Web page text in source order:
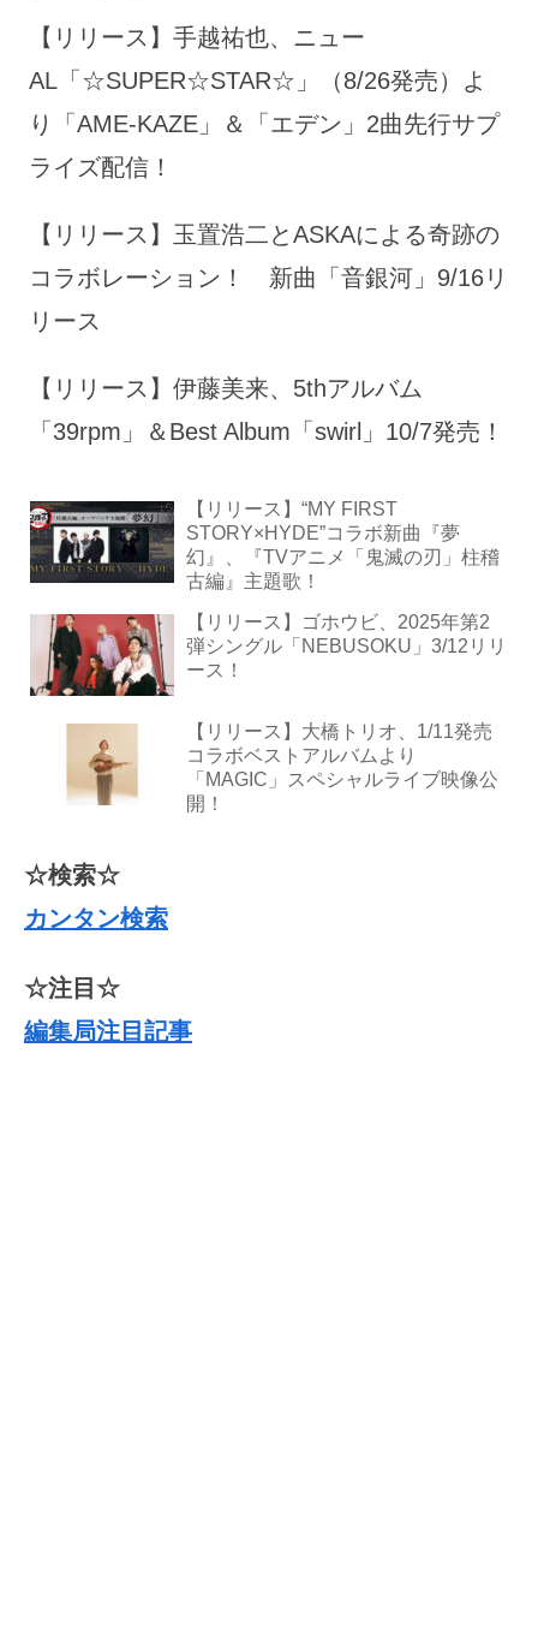
【リリース】手越祐也、ニュー
AL「☆SUPER☆STAR☆」（8/26発売）よ
り「AME-KAZE」＆「エデン」2曲先行サプ
ライズ配信！
【リリース】玉置浩二とASKAによる奇跡の
コラボレーション！ 新曲「音銀河」9/16リ
リース
【リリース】伊藤美来、5thアルバム
「39rpm」＆Best Album「swirl」10/7発売！
【リリース】“MY FIRST
STORY×HYDE”コラボ新曲『夢
幻』、『TVアニメ「鬼滅の刃」柱稽
古編』主題歌！
【リリース】ゴホウビ、2025年第2
弾シングル「NEBUSOKU」3/12リリ
ース！
【リリース】大橋トリオ、1/11発売
コラボベストアルバムより
「MAGIC」スペシャルライブ映像公
開！
☆検索☆
カンタン検索
☆注目☆
編集局注目記事